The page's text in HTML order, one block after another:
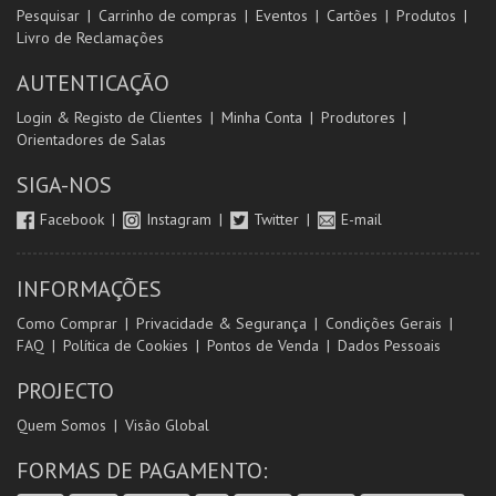
Pesquisar Carrinho de compras Eventos Cartões
Produtos
Livro de Reclamações
AUTENTICAÇÃO
Login & Registo de Clientes Minha Conta
Produtores
Orientadores de Salas
SIGA-NOS
Facebook Instagram Twitter E-mail
INFORMAÇÕES
Como Comprar Privacidade & Segurança
Condições Gerais
FAQ
Política de Cookies Pontos de Venda Dados Pessoais
PROJECTO
Quem Somos Visão Global
FORMAS DE PAGAMENTO: